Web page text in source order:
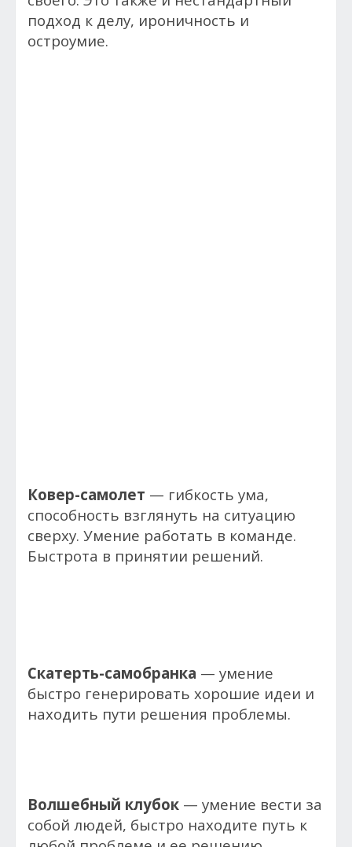
подход к делу, ироничность и
остроумие.
Ковер-самолет — гибкость ума,
способность взглянуть на ситуацию
сверху. Умение работать в команде.
Быстрота в принятии решений.
Скатерть-самобранка — умение
быстро генерировать хорошие идеи и
находить пути решения проблемы.
Волшебный клубок — умение вести за
собой людей, быстро находите путь к